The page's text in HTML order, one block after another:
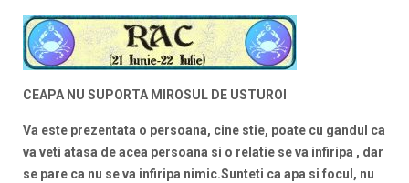
CEAPA NU SUPORTA MIROSUL DE USTUROI
Va este prezentata o persoana, cine stie, poate cu gandul ca
va veti atasa de acea persoana si o relatie se va infiripa , dar
se pare ca nu se va infiripa nimic.Sunteti ca apa si focul, nu